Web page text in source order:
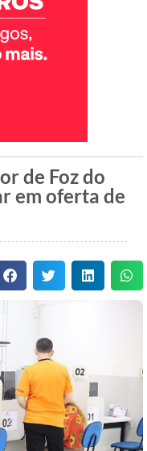
de Foz do
em oferta de